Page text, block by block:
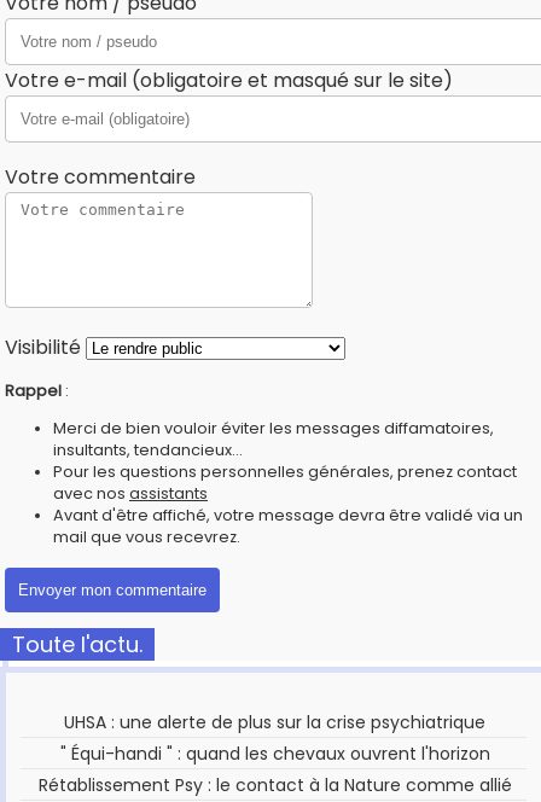
Votre e-mail (obligatoire et masqué sur le site)
Votre commentaire
Visibilité
Rappel :
Merci de bien vouloir éviter les messages diffamatoires,
insultants, tendancieux...
Pour les questions personnelles générales, prenez contact
avec nos assistants
Avant d'être affiché, votre message devra être validé via un
mail que vous recevrez.
Toute l'actu.
UHSA : une alerte de plus sur la crise psychiatrique
" Équi-handi " : quand les chevaux ouvrent l'horizon
Rétablissement Psy : le contact à la Nature comme allié